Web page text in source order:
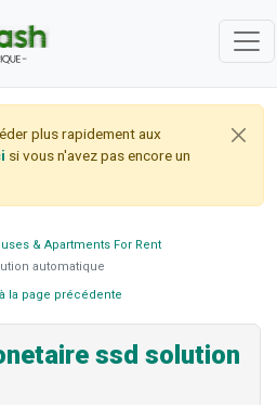
plus rapidement aux
si vous n'avez pas encore un
& Apartments For Rent
automatique
la page précédente
ssd solution